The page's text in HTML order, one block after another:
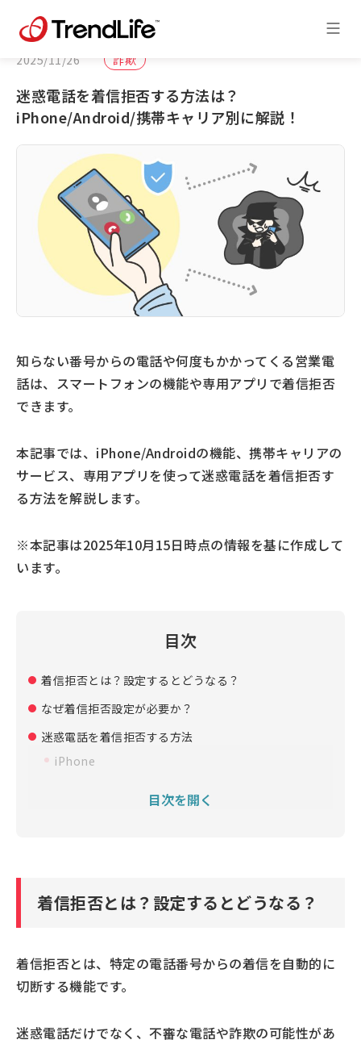
2025/11/26 詐欺
迷惑電話を着信拒否する方法は？
iPhone/Android/携帯キャリア別に解説！
知らない番号からの電話や何度もかかってくる営業電
話は、スマートフォンの機能や専用アプリで着信拒否
できます。
本記事では、iPhone/Androidの機能、携帯キャリアの
サービス、専用アプリを使って迷惑電話を着信拒否す
る方法を解説します。
※本記事は2025年10月15日時点の情報を基に作成して
います。
目次
着信拒否とは？設定するとどうなる？
なぜ着信拒否設定が必要か？
迷惑電話を着信拒否する方法
iPhone
Android
迷惑電話の着信拒否を解除する方法
着信拒否した電話番号の確認方法
る？
目次を開く
着信拒否とは？設定するとどうなる？
着信拒否とは、特定の電話番号からの着信を自動的に
切断する機能です。
迷惑電話だけでなく、不審な電話や詐欺の可能性があ